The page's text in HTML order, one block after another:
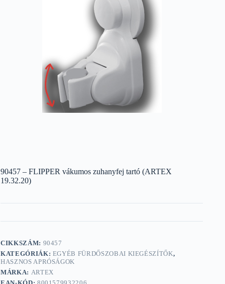
90457 – FLIPPER vákumos zuhanyfej tartó (ARTEX
19.32.20)
CIKKSZÁM: 90457
KATEGÓRIÁK: EGYÉB FÜRDŐSZOBAI KIEGÉSZÍTŐK,
HASZNOS APRÓSÁGOK
MÁRKA: ARTEX